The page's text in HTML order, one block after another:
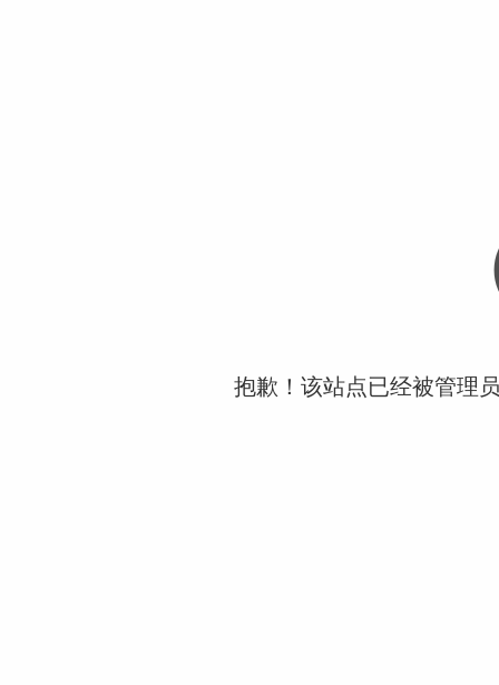
抱歉！该站点已经被管理